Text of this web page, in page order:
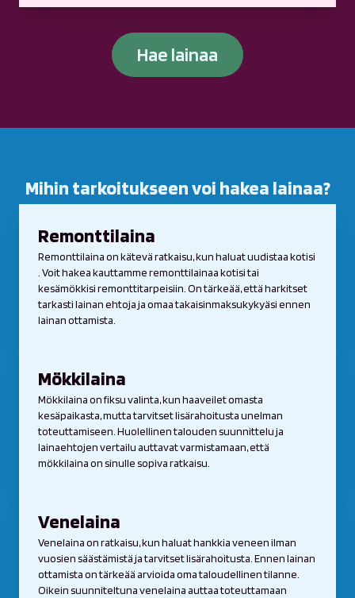
Hae lainaa
Mihin tarkoitukseen voi hakea lainaa?
Remonttilaina
Remonttilaina on kätevä ratkaisu, kun haluat uudistaa kotisi
. Voit hakea kauttamme remonttilainaa kotisi tai
kesämökkisi remonttitarpeisiin. On tärkeää, että harkitset
tarkasti lainan ehtoja ja omaa takaisinmaksukykyäsi ennen
lainan ottamista.
Mökkilaina
Mökkilaina on fiksu valinta, kun haaveilet omasta
kesäpaikasta, mutta tarvitset lisärahoitusta unelman
toteuttamiseen. Huolellinen talouden suunnittelu ja
lainaehtojen vertailu auttavat varmistamaan, että
mökkilaina on sinulle sopiva ratkaisu.
Venelaina
Venelaina on ratkaisu, kun haluat hankkia veneen ilman
vuosien säästämistä ja tarvitset lisärahoitusta. Ennen lainan
ottamista on tärkeää arvioida oma taloudellinen tilanne.
Oikein suunniteltuna venelaina auttaa toteuttamaan